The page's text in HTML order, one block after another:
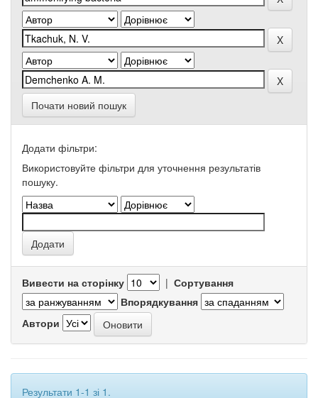
Почати новий пошук
Додати фільтри:
Використовуйте фільтри для уточнення результатів
пошуку.
Вивести на сторінку | Сортування
Впорядкування
Автори
Результати 1-1 зі 1.